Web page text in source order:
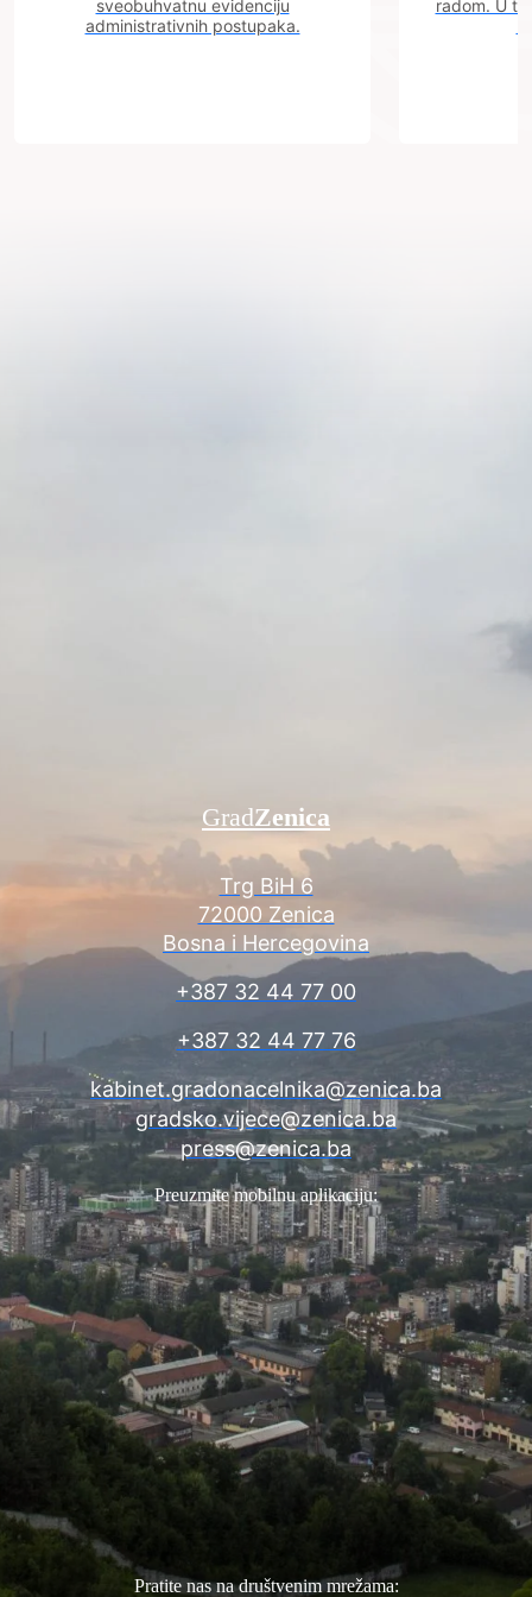
sveobuhvatnu evidenciju
administrativnih postupaka.
radom. U
Trg BiH 6
72000 Zenica
Bosna i Hercegovina
+387 32 44 77 00
+387 32 44 77 76
kabinet.gradonacelnika@zenica.ba
gradsko.vijece@zenica.ba
press@zenica.ba
GradZenica
Preuzmite mobilnu aplikaciju:
Pratite nas na društvenim mrežama: